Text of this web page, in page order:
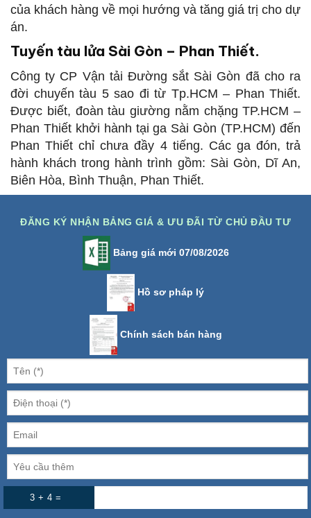
của khách hàng về mọi hướng và tăng giá trị cho dự
án.
Tuyến tàu lửa Sài Gòn – Phan Thiết.
Công ty CP Vận tải Đường sắt Sài Gòn đã cho ra
đời chuyến tàu 5 sao đi từ Tp.HCM – Phan Thiết.
Được biết, đoàn tàu giường nằm chặng TP.HCM –
Phan Thiết khởi hành tại ga Sài Gòn (TP.HCM) đến
Phan Thiết chỉ chưa đầy 4 tiếng. Các ga đón, trả
hành khách trong hành trình gồm: Sài Gòn, Dĩ An,
Biên Hòa, Bình Thuận, Phan Thiết.
ĐĂNG KÝ NHẬN BẢNG GIÁ & ƯU ĐÃI TỪ CHỦ ĐẦU TƯ
Bảng giá mới 07/08/2026
Hồ sơ pháp lý
Chính sách bán hàng
3 + 4 =